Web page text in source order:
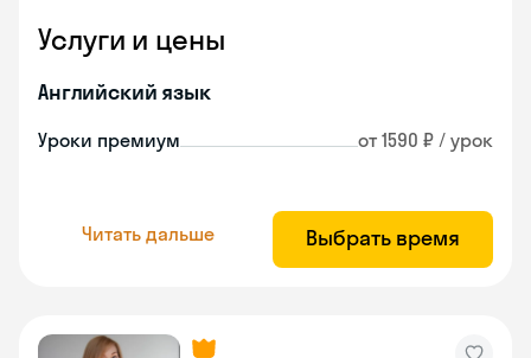
Услуги и цены
Английский язык
Уроки премиум от 1590 ₽ / урок
Читать дальше Выбрать время